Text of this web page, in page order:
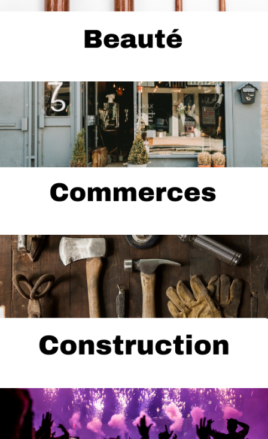
Salons de beauté, salon de coiffure, cosmétologie,
...
Chocolaterie, fleuristerie, quincaillerie, station-service ,
...
Contracteurs, rénovations, réparation, chauffage /
climatisation, etc.